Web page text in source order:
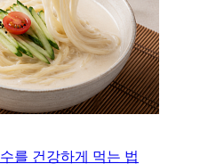
를 건강하게 먹는 법